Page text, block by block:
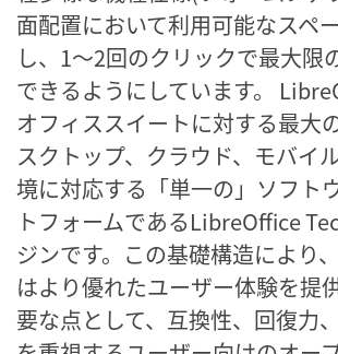
面配置において利用可能なスペ
し、1～2回のクリックで最大限
できるようにしています。
オフィススイートに対する最大
スクトップ、クラウド、モバイ
境に対応する「単一の」ソフト
トフォームであるLibreOffice
ジンです。この基礎構造により
はより優れたユーザー体験を提
要な点として、互換性、回復力